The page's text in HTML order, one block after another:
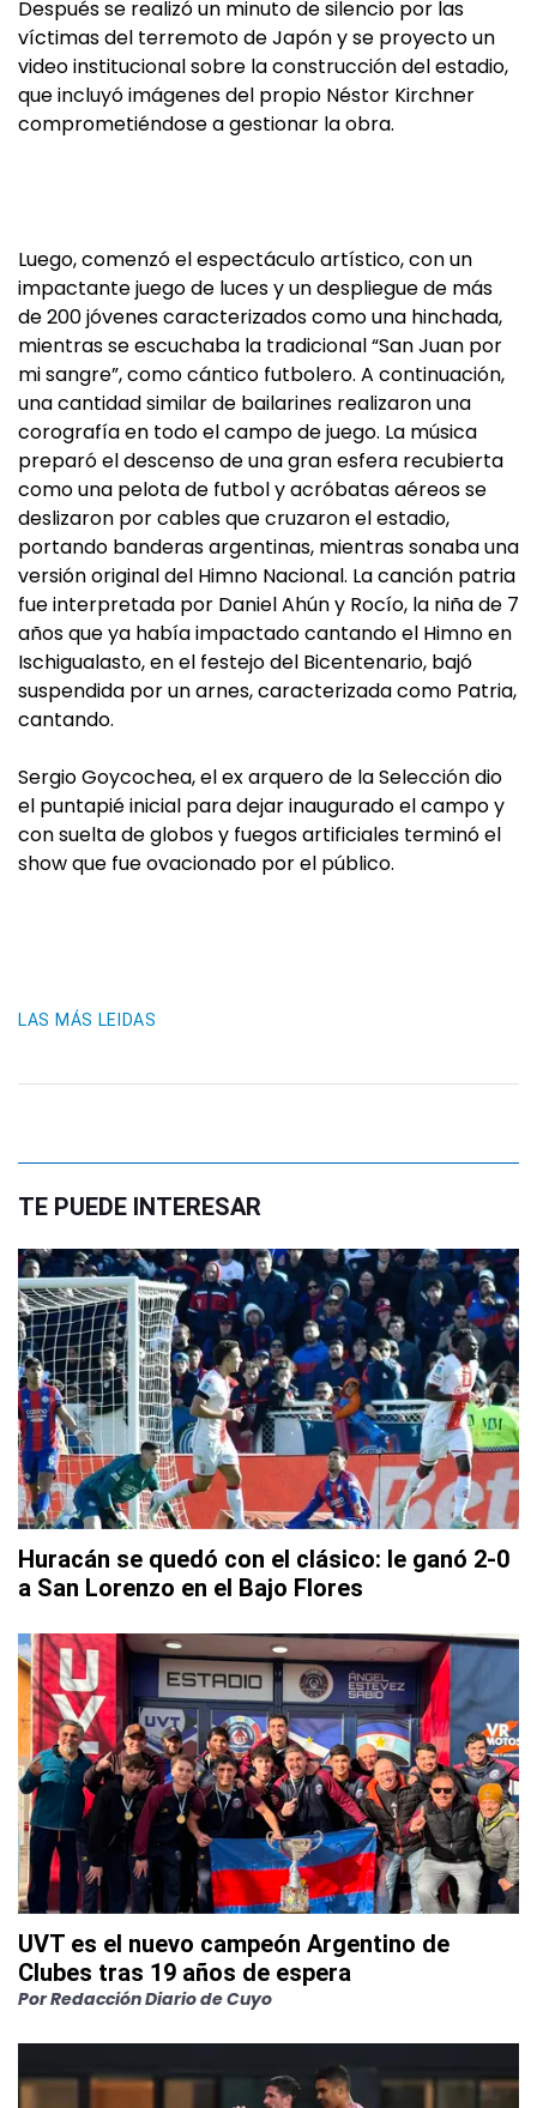
Después se realizó un minuto de silencio por las
víctimas del terremoto de Japón y se proyecto un
video institucional sobre la construcción del estadio,
que incluyó imágenes del propio Néstor Kirchner
comprometiéndose a gestionar la obra.
Luego, comenzó el espectáculo artístico, con un
impactante juego de luces y un despliegue de más
de 200 jóvenes caracterizados como una hinchada,
mientras se escuchaba la tradicional “San Juan por
mi sangre”, como cántico futbolero. A continuación,
una cantidad similar de bailarines realizaron una
corografía en todo el campo de juego. La música
preparó el descenso de una gran esfera recubierta
como una pelota de futbol y acróbatas aéreos se
deslizaron por cables que cruzaron el estadio,
portando banderas argentinas, mientras sonaba una
versión original del Himno Nacional. La canción patria
fue interpretada por Daniel Ahún y Rocío, la niña de 7
años que ya había impactado cantando el Himno en
Ischigualasto, en el festejo del Bicentenario, bajó
suspendida por un arnes, caracterizada como Patria,
cantando.
Sergio Goycochea, el ex arquero de la Selección dio
el puntapié inicial para dejar inaugurado el campo y
con suelta de globos y fuegos artificiales terminó el
show que fue ovacionado por el público.
LAS MÁS LEIDAS
TE PUEDE INTERESAR
Huracán se quedó con el clásico: le ganó 2-0
a San Lorenzo en el Bajo Flores
UVT es el nuevo campeón Argentino de
Clubes tras 19 años de espera
PorRedacción Diario de Cuyo